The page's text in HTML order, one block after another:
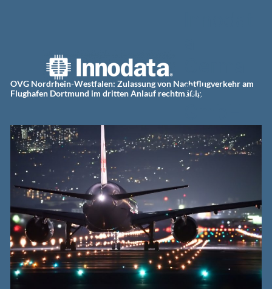
ny
OVG Nordrhein-Westfalen: Zulassung von Nachtflugverkehr am
Flughafen Dortmund im dritten Anlauf rechtmäßig